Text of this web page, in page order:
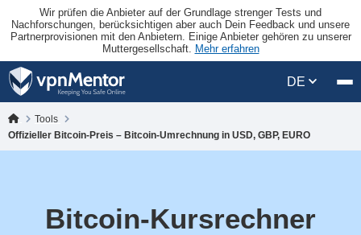
Wir prüfen die Anbieter auf der Grundlage strenger Tests und
Nachforschungen, berücksichtigen aber auch Dein Feedback und unsere
Partnerprovisionen mit den Anbietern. Einige Anbieter gehören zu unserer
Muttergesellschaft. Mehr erfahren
DE
Tools
Offizieller Bitcoin-Preis – Bitcoin-Umrechnung in USD, GBP, EURO
Bitcoin-Kursrechner